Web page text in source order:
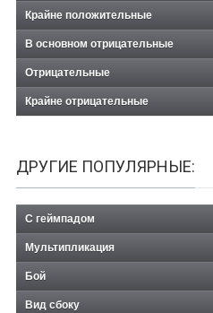
Крайне положительные
В основном отрицательные
Отрицательные
Крайне отрицательные
ДРУГИЕ ПОПУЛЯРНЫЕ:
С геймпадом
Мультипликация
Бой
Вид сбоку